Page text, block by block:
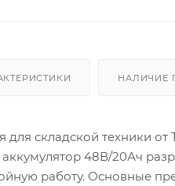
НАЛИЧИЕ
для складской техники
48В/20Ач
работу. Основные